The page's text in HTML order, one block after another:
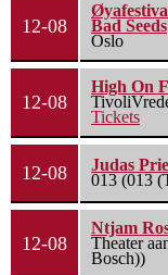
12-08
Bad Seeds
Oslo
12-08
High On
Tickets
12-08
Judas
013 (013
12-08
Ntjam
Theater
Bosch))